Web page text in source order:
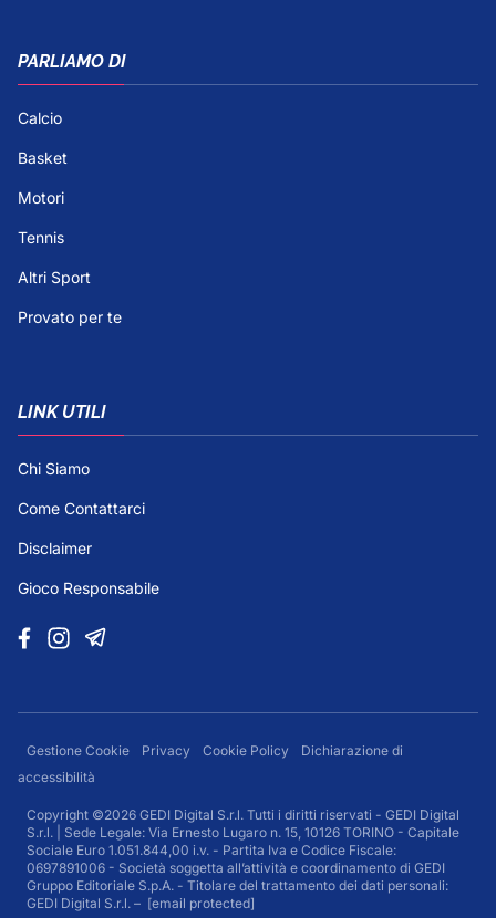
PARLIAMO DI
Calcio
Basket
Motori
Tennis
Altri Sport
Provato per te
LINK UTILI
Chi Siamo
Come Contattarci
Disclaimer
Gioco Responsabile
Gestione Cookie Privacy Cookie Policy
Dichiarazione di
accessibilità
Copyright ©2026 GEDI Digital S.r.l. Tutti i diritti riservati - GEDI Digital
S.r.l. | Sede Legale: Via Ernesto Lugaro n. 15, 10126 TORINO - Capitale
Sociale Euro 1.051.844,00 i.v. - Partita Iva e Codice Fiscale:
0697891006 - Società soggetta all’attività e coordinamento di GEDI
Gruppo Editoriale S.p.A. - Titolare del trattamento dei dati personali:
GEDI Digital S.r.l. – [email protected]